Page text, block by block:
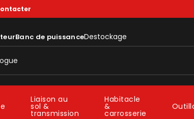
Banc de puissanceDestockage
Liaison au
sol &
transmission
Habitacle
&
carrosserie